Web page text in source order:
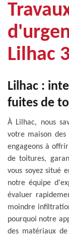
Lilhac
Lilhac :
fuites de
À Lilhac, nous
votre maison des
engageons à
de toitures,
vous soyez situé
notre équipe
évaluer
moindre
pourquoi notre
des matériaux